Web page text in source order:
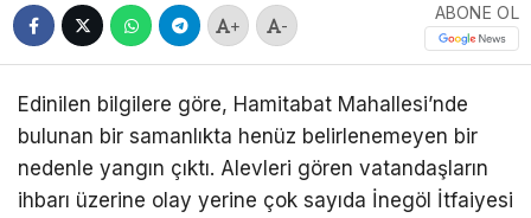
+ -
ABONE OL
Edinilen bilgilere göre, Hamitabat Mahallesi’nde
bulunan bir samanlıkta henüz belirlenemeyen bir
nedenle yangın çıktı. Alevleri gören vatandaşların
ihbarı üzerine olay yerine çok sayıda İnegöl İtfaiyesi